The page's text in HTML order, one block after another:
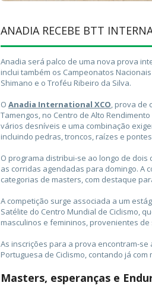
ANADIA RECEBE BTT
Anadia será palco de uma nova prova
inclui também os Campeonatos
Shimano e o Troféu Ribeiro da Silva.
O Anadia International XCO , prova
Tamengos, no Centro de Alto
vários desníveis e uma combinação
incluindo pedras, troncos, raízes e
O programa distribui-se ao longo de
as corridas agendadas para domingo. A
categorias de masters, com destaque
A competição surge associada a um
Satélite do Centro Mundial de Ciclismo,
masculinos e femininos, provenientes de
As inscrições para a prova encontram-
Portuguesa de Ciclismo, contando já
Masters, esperanças e